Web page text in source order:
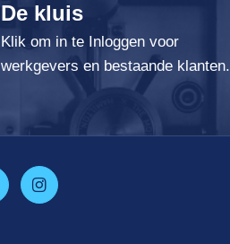
De kluis
Klik om in te Inloggen voor
werkgevers en bestaande klanten.